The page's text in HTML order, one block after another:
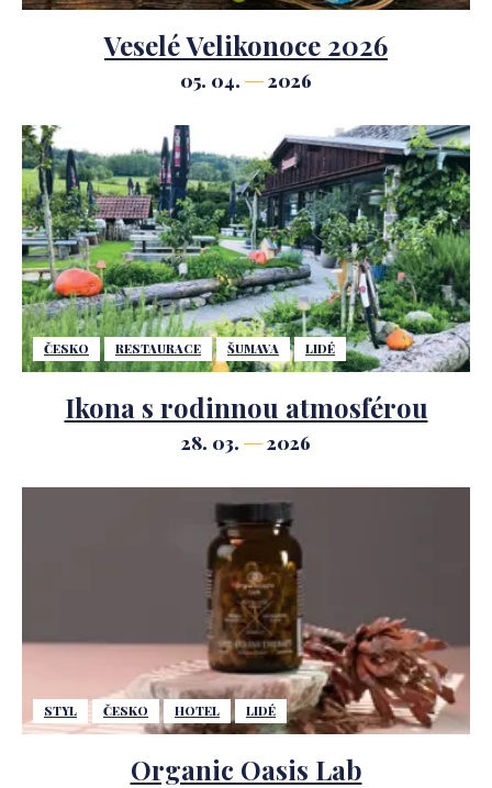
Veselé Velikonoce 2026
05. 04. 2026
ČESKO RESTAURACE ŠUMAVA LIDÉ
Ikona s rodinnou atmosférou
28. 03. 2026
STYL ČESKO HOTEL LIDÉ
Organic Oasis Lab